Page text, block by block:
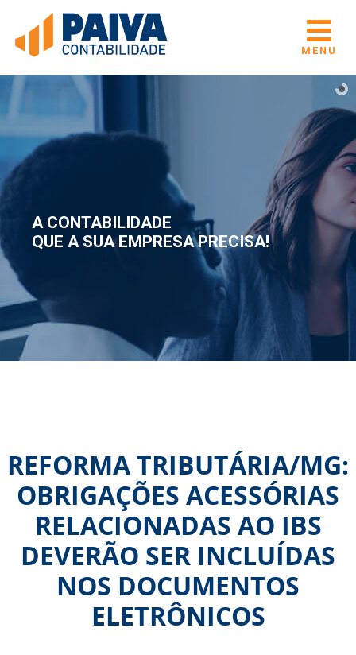
MENU
A CONTABILIDADE
QUE A SUA EMPRESA PRECISA!
REFORMA TRIBUTÁRIA/MG:
OBRIGAÇÕES ACESSÓRIAS
RELACIONADAS AO IBS
DEVERÃO SER INCLUÍDAS
NOS DOCUMENTOS
ELETRÔNICOS